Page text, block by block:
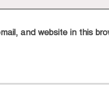
and website in this